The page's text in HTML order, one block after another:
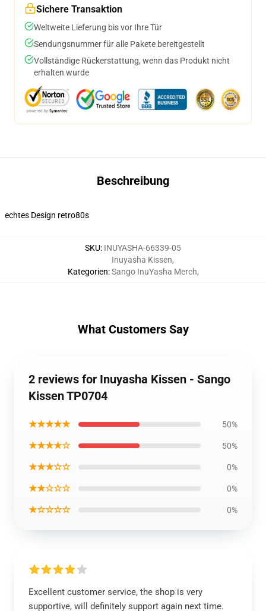
Sichere Transaktion
Weltweite Lieferung bis vor Ihre Tür
Sendungsnummer für alle Pakete bereitgestellt
Vollständige Rückerstattung, wenn das Produkt nicht
erhalten wurde
Beschreibung
echtes Design retro80s
SKU: INUYASHA-66339-05
Kategorien:
Inuyasha Kissen,
Sango InuYasha Merch,
What Customers Say
2 reviews for Inuyasha Kissen - Sango
Kissen TP0704
★★★★★ 50%
★★★★☆ 50%
★★★☆☆ 0%
★★☆☆☆ 0%
★☆☆☆☆ 0%
Excellent customer service, the shop is very
supportive, will definitely support again next time.